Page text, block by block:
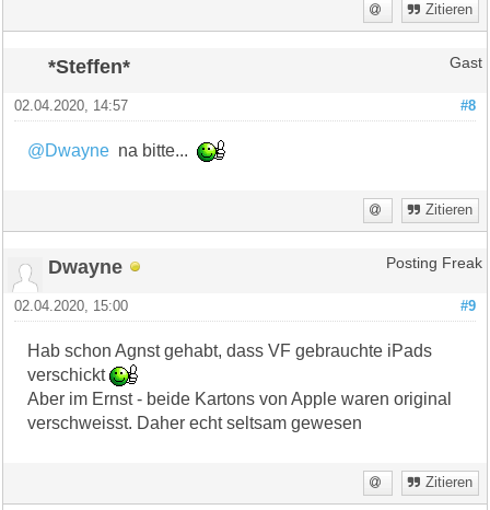
Zitieren
*Steffen* Gast
#8
02.04.2020, 14:57
@Dwayne na bitte...
Zitieren
Dwayne Posting Freak
#9
02.04.2020, 15:00
Hab schon Agnst gehabt, dass VF gebrauchte iPads
verschickt
Aber im Ernst - beide Kartons von Apple waren original
verschweisst. Daher echt seltsam gewesen
Zitieren